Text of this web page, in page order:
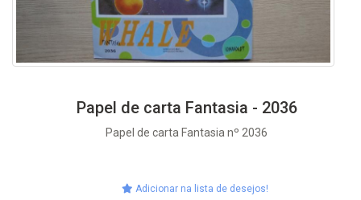
Papel de carta Fantasia - 2036
Papel de carta Fantasia nº 2036
Adicionar na lista de desejos!